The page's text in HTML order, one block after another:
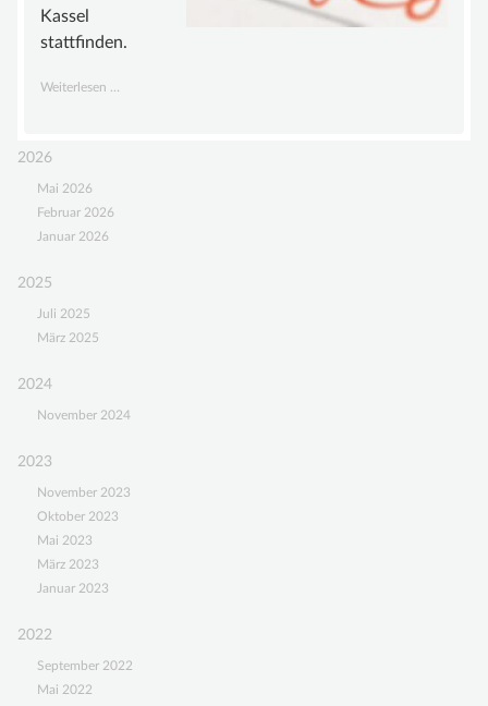
UNTERSTÜTZEN
KONTAKT
Kassel
stattfinden.
Weiterlesen …
2026
Mai 2026
Februar 2026
Januar 2026
2025
Juli 2025
März 2025
2024
November 2024
2023
November 2023
Oktober 2023
Mai 2023
März 2023
Januar 2023
2022
September 2022
Mai 2022